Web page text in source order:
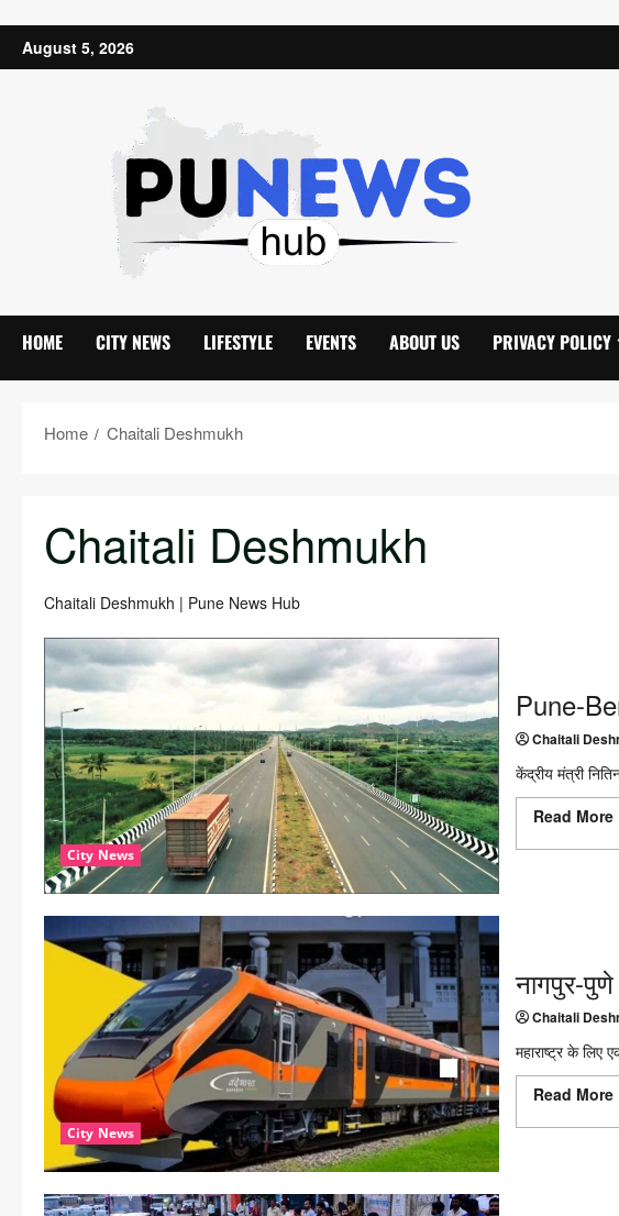
August 5, 2026
HOME CITY NEWS LIFESTYLE EVENTS ABOUT US PRIVACY POLICY
Home Chaitali Deshmukh
Chaitali Deshmukh
Chaitali Deshmukh | Pune News Hub
City News
Pune-
Chaitali
केंद्रीय मंत्री
Read More
City News
नागपुर-
Chaitali
महाराष्ट्र के
Read More